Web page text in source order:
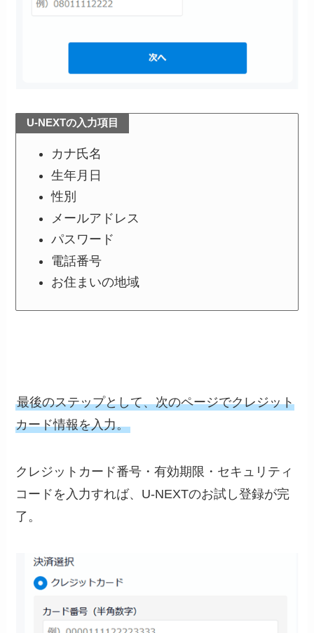
U-NEXTの入力項目
カナ氏名
生年月日
性別
メールアドレス
パスワード
電話番号
お住まいの地域
最後のステップとして、次のページでクレジット
カード情報を入力。
クレジットカード番号・有効期限・セキュリティ
コードを入力すれば、U-NEXTのお試し登録が完
了。